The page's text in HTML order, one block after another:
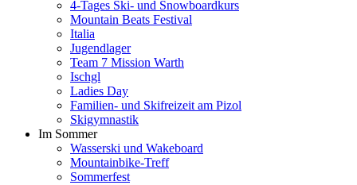
4-Tages Ski- und Snowboardkurs
Mountain Beats Festival
Italia
Jugendlager
Team 7 Mission Warth
Ischgl
Ladies Day
Familien- und Skifreizeit am Pizol
Skigymnastik
Im Sommer
Wasserski und Wakeboard
Mountainbike-Treff
Sommerfest